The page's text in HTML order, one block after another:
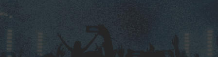
St. Lucia Karte
Columbus, United States
St. Lucia